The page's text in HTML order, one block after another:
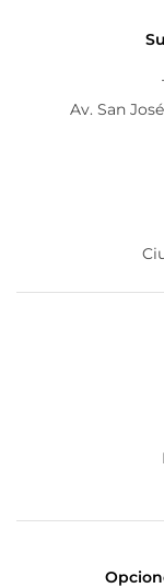
Av. San